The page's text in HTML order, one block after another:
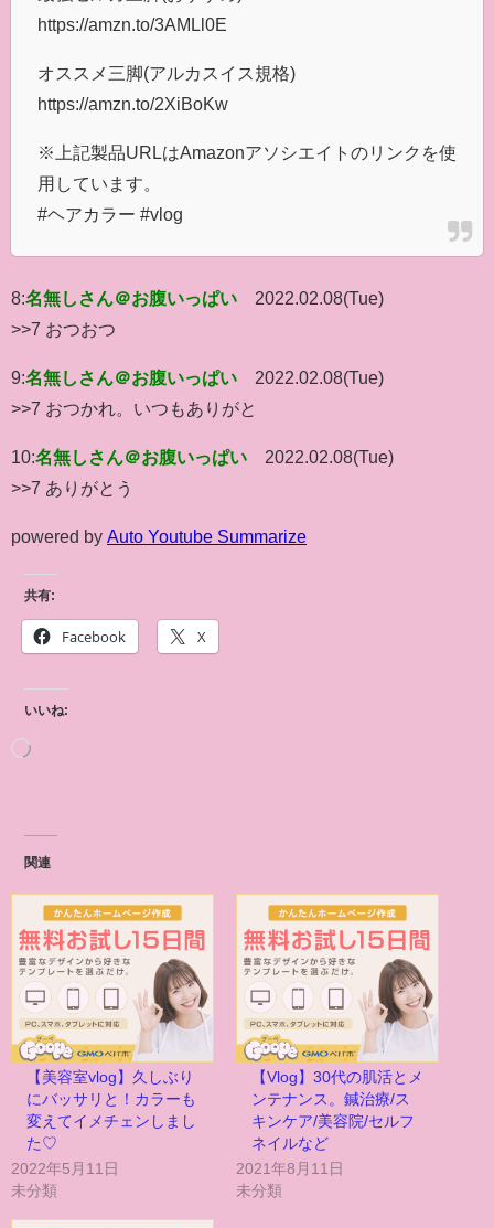
https://amzn.to/3AMLl0E
オススメ三脚(アルカスイス規格)
https://amzn.to/2XiBoKw
※上記製品URLはAmazonアソシエイトのリンクを使
用しています。
#ヘアカラー #vlog
8:名無しさん＠お腹いっぱい
2022.02.08(Tue)
>>7 おつおつ
9:名無しさん＠お腹いっぱい
2022.02.08(Tue)
>>7 おつかれ。いつもありがと
10:名無しさん＠お腹いっぱい
2022.02.08(Tue)
>>7 ありがとう
powered by Auto Youtube Summarize
共有:
Facebook X
いいね:
関連
【美容室vlog】久しぶり
にバッサリと！カラーも
変えてイメチェンしまし
た♡
2022年5月11日
未分類
【Vlog】30代の肌活とメ
ンテナンス。鍼治療/ス
キンケア/美容院/セルフ
ネイルなど
2021年8月11日
未分類